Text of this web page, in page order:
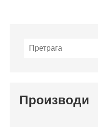
Производи